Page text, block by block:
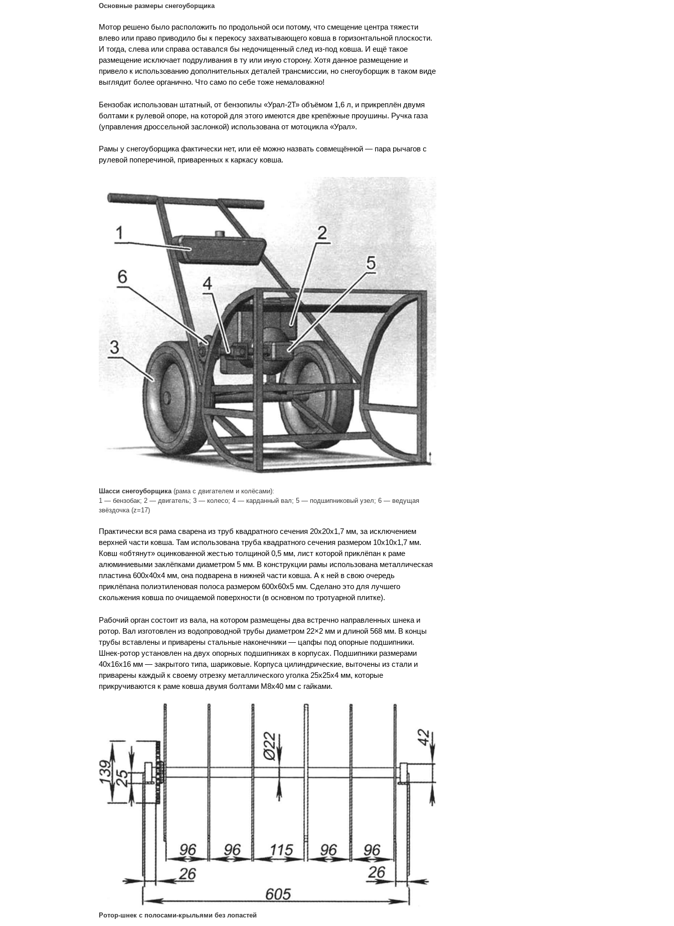
Основные размеры снегоуборщика
Мотор решено было расположить по продольной оси потому, что смещение центра тяжести
влево или право приводило бы к перекосу захватывающего ковша в горизонтальной плоскости.
И тогда, слева или справа оставался бы недочищенный след из-под ковша. И ещё такое
размещение исключает подруливания в ту или иную сторону. Хотя данное размещение и
привело к использованию дополнительных деталей трансмиссии, но снегоуборщик в таком виде
выглядит более органично. Что само по себе тоже немаловажно!
Бензобак использован штатный, от бензопилы «Урал-2Т» объёмом 1,6 л, и прикреплён двумя
болтами к рулевой опоре, на которой для этого имеются две крепёжные проушины. Ручка газа
(управления дроссельной заслонкой) использована от мотоцикла «Урал».
Рамы у снегоуборщика фактически нет, или её можно назвать совмещённой — пара рычагов с
рулевой поперечиной, приваренных к каркасу ковша.
Шасси снегоуборщика (рама с двигателем и колёсами):
1 — бензобак; 2 — двигатель; 3 — колесо; 4 — карданный вал; 5 — подшипниковый узел; 6 — ведущая
звёздочка (z=17)
Практически вся рама сварена из труб квадратного сечения 20x20x1,7 мм, за исключением
верхней части ковша. Там использована труба квадратного сечения размером 10x10x1,7 мм.
Ковш «обтянут» оцинкованной жестью толщиной 0,5 мм, лист которой приклёпан к раме
алюминиевыми заклёпками диаметром 5 мм. В конструкции рамы использована металлическая
пластина 600x40x4 мм, она подварена в нижней части ковша. А к ней в свою очередь
приклёпана полиэтиленовая полоса размером 600x60x5 мм. Сделано это для лучшего
скольжения ковша по очищаемой поверхности (в основном по тротуарной плитке).
Рабочий орган состоит из вала, на котором размещены два встречно направленных шнека и
ротор. Вал изготовлен из водопроводной трубы диаметром 22×2 мм и длиной 568 мм. В концы
трубы вставлены и приварены стальные наконечники — цапфы под опорные подшипники.
Шнек-ротор установлен на двух опорных подшипниках в корпусах. Подшипники размерами
40x16x16 мм — закрытого типа, шариковые. Корпуса цилиндрические, выточены из стали и
приварены каждый к своему отрезку металлического уголка 25x25x4 мм, которые
прикручиваются к раме ковша двумя болтами М8х40 мм с гайками.
Ротор-шнек с полосами-крыльями без лопастей